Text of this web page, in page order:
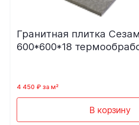
Гранитная плитка
600*600*18
4 450 ₽ за м²
В корзину